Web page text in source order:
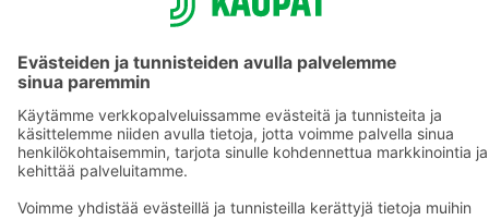
Yhteishyvä Ruoka -sovellus
S-ostoslista -sovellus
Prisma.fi
Sokos.fi
S-Pankki
Sokos Hotels